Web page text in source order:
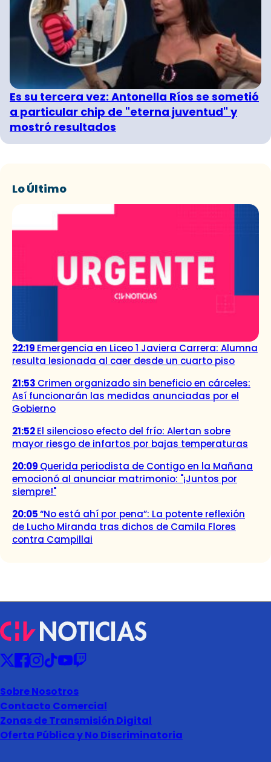
Es su tercera vez: Antonella Ríos se sometió
a particular chip de "eterna juventud" y
mostró resultados
Lo Último
22:19 Emergencia en Liceo 1 Javiera Carrera: Alumna
resulta lesionada al caer desde un cuarto piso
21:53 Crimen organizado sin beneficio en cárceles:
Así funcionarán las medidas anunciadas por el
Gobierno
21:52El silencioso efecto del frío: Alertan sobre
mayor riesgo de infartos por bajas temperaturas
20:09 Querida periodista de Contigo en la Mañana
emocionó al anunciar matrimonio: "¡Juntos por
siempre!"
20:05“No está ahí por pena”: La potente reflexión
de Lucho Miranda tras dichos de Camila Flores
contra Campillai
Sobre Nosotros
Contacto Comercial
Zonas de Transmisión Digital
Oferta Pública y No Discriminatoria